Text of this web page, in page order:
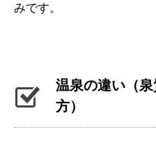
みです。
温泉の違い（
方）